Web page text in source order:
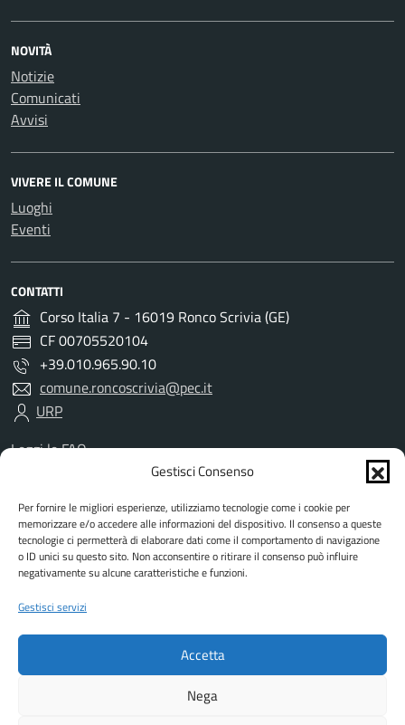
Gestisci Consenso
Per fornire le migliori esperienze, utilizziamo tecnologie come i cookie per
memorizzare e/o accedere alle informazioni del dispositivo. Il consenso a queste
tecnologie ci permetterà di elaborare dati come il comportamento di navigazione
o ID unici su questo sito. Non acconsentire o ritirare il consenso può influire
negativamente su alcune caratteristiche e funzioni.
Gestisci servizi
Accetta
Nega
NOVITÀ
Notizie
Comunicati
Avvisi
VIVERE IL COMUNE
Luoghi
Eventi
CONTATTI
Corso Italia 7 - 16019 Ronco Scrivia (GE)
CF 00705520104
+39.010.965.90.10
comune.roncoscrivia@pec.it
URP
Leggi le FAQ
Prenotazione appuntamento
Richiesta assistenza
Amministrazione trasparente
Albo Pretorio
Informativa privacy
Informativa cookies
Dati DPO
Note legali